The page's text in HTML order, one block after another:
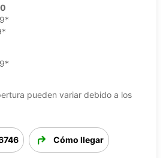
pueden variar debido a los
Cómo llegar